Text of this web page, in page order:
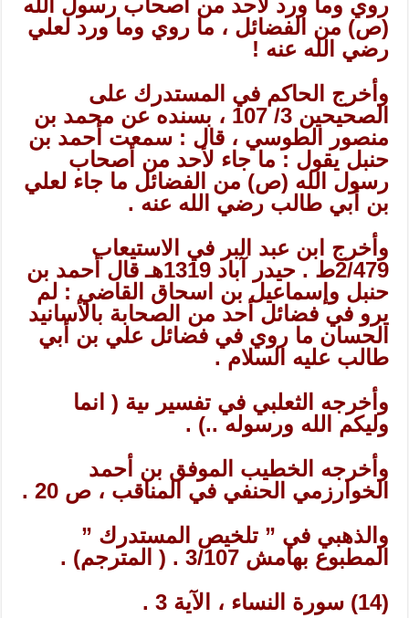
روي وما ورد لأحد من أصحاب رسول الله
(ص) من الفضائل ، ما روي وما ورد لعلي
رضي الله عنه !
وأخرج الحاكم في المستدرك على
الصحيحين 3/ 107 ، بسنده عن محمد بن
منصور الطوسي ، قال : سمعت أحمد بن
حنبل يقول : ما جاء لأحد من أصحاب
رسول الله (ص) من الفضائل ما جاء لعلي
بن أبي طالب رضي الله عنه .
وأخرج ابن عبد البر في الاستيعاب
2/479ط . حيدر آباد 1319هـ قال أحمد بن
حنبل وإسماعيل بن اسحاق القاضي : لم
يرو في فضائل أحد من الصحابة بالأسانيد
الحسان ما روي في فضائل علي بن أبي
طالب عليه السلام .
وأخرجه الثعلبي في تفسير ىية ( انما
وليكم الله ورسوله ..) .
وأخرجه الخطيب الموفق بن أحمد
الخوارزمي الحنفي في المناقب ، ص 20 .
والذهبي في ” تلخيص المستدرك ”
المطبوع بهامش 3/107 . ( المترجم) .
(14) سورة النساء ، الآية 3 .